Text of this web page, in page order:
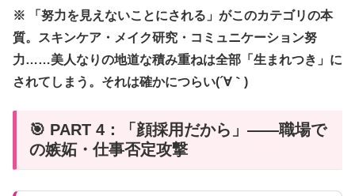
※ 「努力を見えないことにされる」がこのカテゴリの本
質。スキンケア・メイク研究・コミュニケーション努
力……美人なりの地道な積み重ねは全部「生まれつき」に
されてしまう。それは確かにつらい(´∀｀)
🎯 PART 4：「顔採用だから」——職場で
の嫉妬・仕事否定攻撃